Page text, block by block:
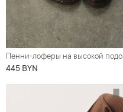
Пенни-
445 BYN